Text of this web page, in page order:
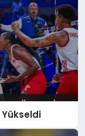
Yükseldi